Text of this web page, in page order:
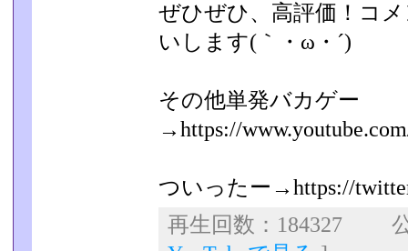
ぜひぜひ、高評価！コ
いします(｀・ω・´)
その他単発バカゲー
→https://
ついったー→https://
再生回数：184327